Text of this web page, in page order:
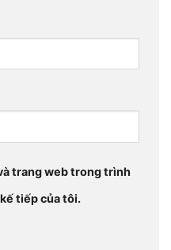
trang web trong trình
tiếp của tôi.